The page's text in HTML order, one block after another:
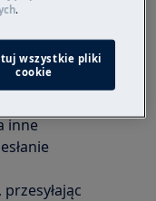
należy odmówić
wraz z
inne
, przesyłając
.
wszystkie pliki
cookie